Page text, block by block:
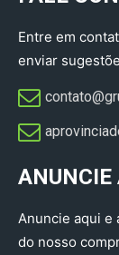
Entre em
enviar
ANUNCIE
Anuncie aqui e
do nosso